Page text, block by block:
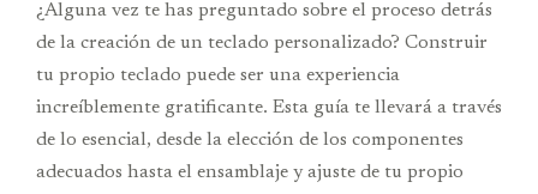
¿Alguna vez te has preguntado sobre el proceso detrás
de la creación de un teclado personalizado? Construir
tu propio teclado puede ser una experiencia
increíblemente gratificante. Esta guía te llevará a través
de lo esencial, desde la elección de los componentes
adecuados hasta el ensamblaje y ajuste de tu propio